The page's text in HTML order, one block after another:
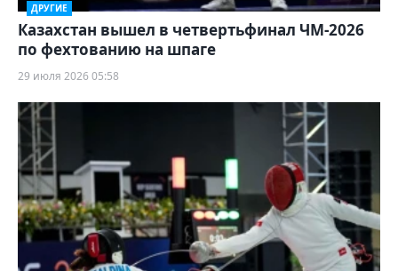
ДРУГИЕ
Казахстан вышел в четвертьфинал ЧМ-2026
по фехтованию на шпаге
29 июля 2026 05:58